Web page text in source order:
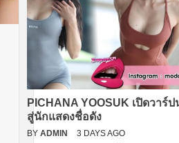
PICHANA YOOSUK เปิดวาร์
สู่นักแสดงชื่อดัง
BY ADMIN 3 DAYS AGO